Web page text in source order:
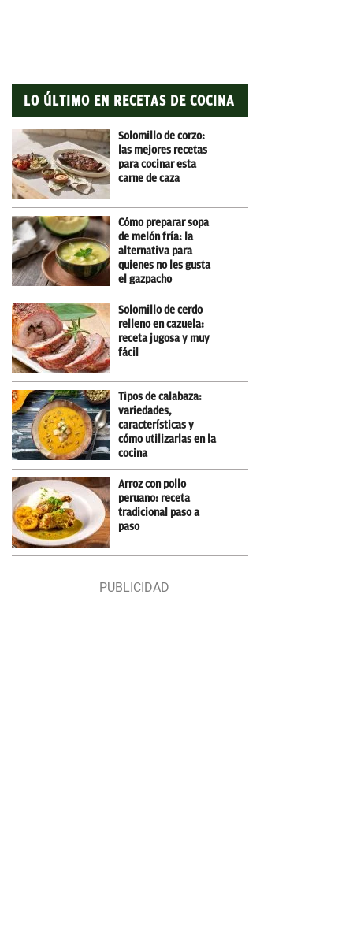
LO ÚLTIMO EN RECETAS DE COCINA
Solomillo de corzo:
las mejores recetas
para cocinar esta
carne de caza
Cómo preparar sopa
de melón fría: la
alternativa para
quienes no les gusta
el gazpacho
Solomillo de cerdo
relleno en cazuela:
receta jugosa y muy
fácil
Tipos de calabaza:
variedades,
características y
cómo utilizarlas en la
cocina
Arroz con pollo
peruano: receta
tradicional paso a
paso